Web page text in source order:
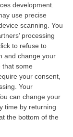
development.
use precise
scanning. You
processing
to refuse to
and change your
that some
your consent,
Your
can change your
time by returning
the bottom of the
Stretto di Messina. La
nel 2013, e la…
Tra Identità
Calabria. Dopo il
ha fatto s…
Catanzaro. In